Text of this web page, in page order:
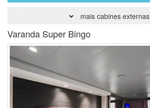
mais cabines externas
Varanda Super Bingo